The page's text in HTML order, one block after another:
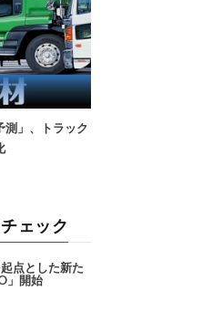
測」、トラック
ェック
点とした新た
」開始